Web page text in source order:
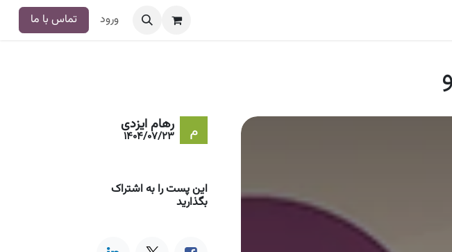
ورود تماس با ما
رهام ایزدی
1404/07/23
این پست را به اشتراک
بگذارید